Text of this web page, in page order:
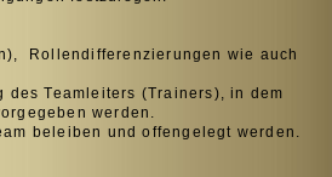
Rollendifferenzierungen wie auch
Teamleiters (Trainers), in dem
werden.
beleiben und offengelegt werden.